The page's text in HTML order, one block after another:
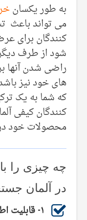
به طور یکسان
می تواند باعث
کنندگان برای
شود از طرف
راضی شدن آنها
های خود نیز
که شما به یک
کنندگان کیفی
محصولات خود
چه چیزی را
در آلمان
۱- قابلیت اطمینان